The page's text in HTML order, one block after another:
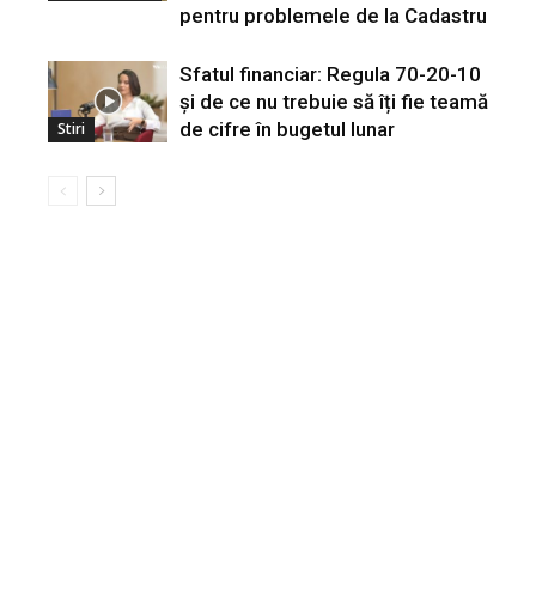
pentru problemele de la Cadastru
Stiri
Sfatul financiar: Regula 70-20-10
și de ce nu trebuie să îți fie teamă
de cifre în bugetul lunar